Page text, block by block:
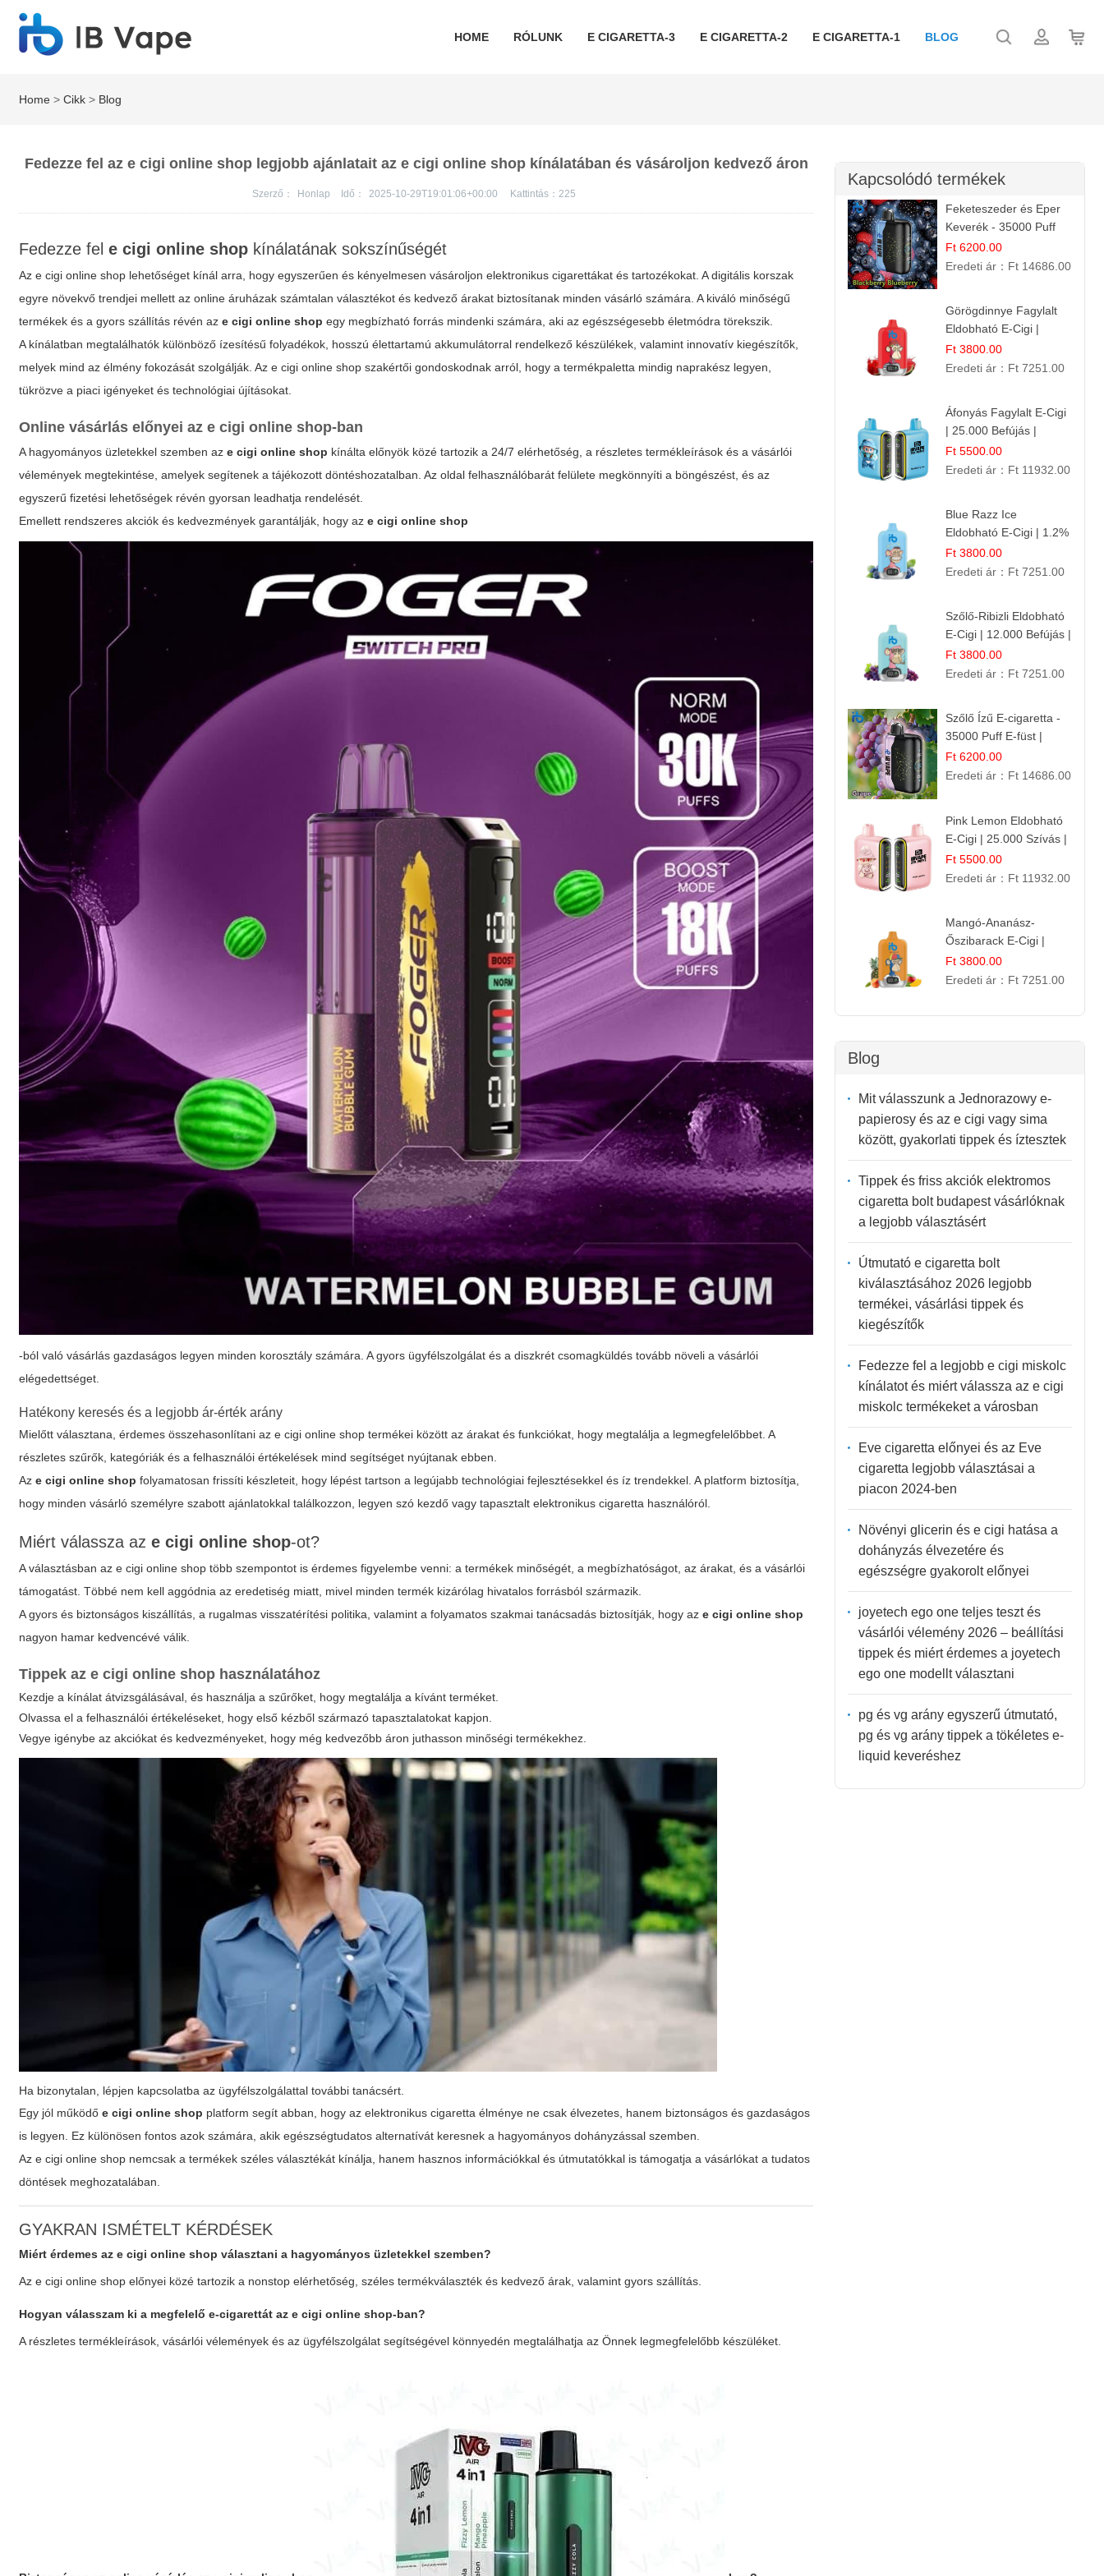
HOME RÓLUNK E CIGARETTA-3 E CIGARETTA-2 E CIGARETTA-1 BLOG
Home >Cikk > Blog
Fedezze fel az e cigi online shop legjobb ajánlatait az e cigi online shop kínálatában és vásároljon kedvező áron
Szerző： Honlap Idő： 2025-10-29T19:01:06+00:00 Kattintás：225
Fedezze fele cigi online shop kínálatának sokszínűségét
Aze cigi online shop lehetőséget kínál arra, hogy egyszerűen és kényelmesen vásároljon elektronikus cigarettákat és tartozékokat. A digitális korszak
egyre növekvő trendjei mellett az online áruházak számtalan választékot és kedvező árakat biztosítanak minden vásárló számára. A kiváló minőségű
termékek és a gyors szállítás révén aze cigi online shop egy megbízható forrás mindenki számára, aki az egészségesebb életmódra törekszik.
A kínálatban megtalálhatók különböző ízesítésű folyadékok, hosszú élettartamú akkumulátorral rendelkező készülékek, valamint innovatív kiegészítők,
melyek mind az élmény fokozását szolgálják. Aze cigi online shop szakértői gondoskodnak arról, hogy a termékpaletta mindig naprakész legyen,
tükrözve a piaci igényeket és technológiai újításokat.
Online vásárlás előnyei aze cigi online shop-ban
A hagyományos üzletekkel szemben aze cigi online shop kínálta előnyök közé tartozik a 24/7 elérhetőség, a részletes termékleírások és a vásárlói
vélemények megtekintése, amelyek segítenek a tájékozott döntéshozatalban. Az oldal felhasználóbarát felülete megkönnyíti a böngészést, és az
egyszerű fizetési lehetőségek révén gyorsan leadhatja rendelését.
Emellett rendszeres akciók és kedvezmények garantálják, hogy aze cigi online shop
-ból való vásárlás gazdaságos legyen minden korosztály számára. A gyors ügyfélszolgálat és a diszkrét csomagküldés tovább növeli a vásárlói
elégedettséget.
Hatékony keresés és a legjobb ár-érték arány
Mielőtt választana, érdemes összehasonlítani aze cigi online shop termékei között az árakat és funkciókat, hogy megtalálja a legmegfelelőbbet. A
részletes szűrők, kategóriák és a felhasználói értékelések mind segítséget nyújtanak ebben.
Aze cigi online shop folyamatosan frissíti készleteit, hogy lépést tartson a legújabb technológiai fejlesztésekkel és íz trendekkel. A platform biztosítja,
hogy minden vásárló személyre szabott ajánlatokkal találkozzon, legyen szó kezdő vagy tapasztalt elektronikus cigaretta használóról.
Miért válassza aze cigi online shop-ot?
A választásban aze cigi online shop több szempontot is érdemes figyelembe venni: a termékek minőségét, a megbízhatóságot, az árakat, és a vásárlói
támogatást. Többé nem kell aggódnia az eredetiség miatt, mivel minden termék kizárólag hivatalos forrásból származik.
A gyors és biztonságos kiszállítás, a rugalmas visszatérítési politika, valamint a folyamatos szakmai tanácsadás biztosítják, hogy aze cigi online shop
nagyon hamar kedvencévé válik.
Tippek aze cigi online shop használatához
Kezdje a kínálat átvizsgálásával, és használja a szűrőket, hogy megtalálja a kívánt terméket.
Olvassa el a felhasználói értékeléseket, hogy első kézből származó tapasztalatokat kapjon.
Vegye igénybe az akciókat és kedvezményeket, hogy még kedvezőbb áron juthasson minőségi termékekhez.
Ha bizonytalan, lépjen kapcsolatba az ügyfélszolgálattal további tanácsért.
Egy jól működőe cigi online shop platform segít abban, hogy az elektronikus cigaretta élménye ne csak élvezetes, hanem biztonságos és gazdaságos
is legyen. Ez különösen fontos azok számára, akik egészségtudatos alternatívát keresnek a hagyományos dohányzással szemben.
Aze cigi online shop nemcsak a termékek széles választékát kínálja, hanem hasznos információkkal és útmutatókkal is támogatja a vásárlókat a tudatos
döntések meghozatalában.
GYAKRAN ISMÉTELT KÉRDÉSEK
Miért érdemes aze cigi online shop választani a hagyományos üzletekkel szemben?
Aze cigi online shop előnyei közé tartozik a nonstop elérhetőség, széles termékválaszték és kedvező árak, valamint gyors szállítás.
Hogyan válasszam ki a megfelelő e-cigarettát aze cigi online shop-ban?
A részletes termékleírások, vásárlói vélemények és az ügyfélszolgálat segítségével könnyedén megtalálhatja az Önnek legmegfelelőbb készüléket.
Kapcsolódó termékek
Feketeszeder és Eper
Keverék - 35000 Puff
Eldobható Vape | Ízletes
Gyümölcsökombináció!
Ft 6200.00
Eredeti ár： Ft 14686.00
Görögdinnye Fagylalt
Eldobható E-Cigi |
12.000 Szívás | Édes
Vízidín Íz
Ft 3800.00
Eredeti ár： Ft 7251.00
Áfonyás Fagylalt E-Cigi
| 25.000 Befújás |
Eldobható E-Cigaretta
Ft 5500.00
Eredeti ár： Ft 11932.00
Blue Razz Ice
Eldobható E-Cigi | 1.2%
Nikotin | Jéghideg
Málna Íz
Ft 3800.00
Eredeti ár： Ft 7251.00
Szőlő-Ribizli Eldobható
E-Cigi | 12.000 Befújás |
Friss Gyümölcs Íz
Ft 3800.00
Eredeti ár： Ft 7251.00
Szőlő Ízű E-cigaretta -
35000 Puff E-füst |
Intenzív
Gyümölcsélmény!
Ft 6200.00
Eredeti ár： Ft 14686.00
Pink Lemon Eldobható
E-Cigi | 25.000 Szívás |
Rózsaszín Citrom Íz
Ft 5500.00
Eredeti ár： Ft 11932.00
Mangó-Ananász-
Őszibarack E-Cigi |
12.000 Befújás |
Tropikus Gyümölcs Íz
Ft 3800.00
Eredeti ár： Ft 7251.00
Blog
Mit válasszunk a Jednorazowy e-
papierosy és az e cigi vagy sima
között, gyakorlati tippek és íztesztek
Tippek és friss akciók elektromos
cigaretta bolt budapest vásárlóknak
a legjobb választásért
Útmutató e cigaretta bolt
kiválasztásához 2026 legjobb
termékei, vásárlási tippek és
kiegészítők
Fedezze fel a legjobb e cigi miskolc
kínálatot és miért válassza az e cigi
miskolc termékeket a városban
Eve cigaretta előnyei és az Eve
cigaretta legjobb választásai a
piacon 2024-ben
Növényi glicerin és e cigi hatása a
dohányzás élvezetére és
egészségre gyakorolt előnyei
joyetech ego one teljes teszt és
vásárlói vélemény 2026 – beállítási
tippek és miért érdemes a joyetech
ego one modellt választani
pg és vg arány egyszerű útmutató,
pg és vg arány tippek a tökéletes e-
liquid keveréshez